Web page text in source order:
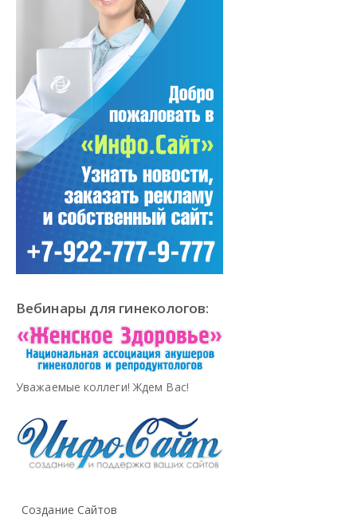
Вебинары для гинекологов:
Уважаемые коллеги! Ждем Вас!
Создание Сайтов